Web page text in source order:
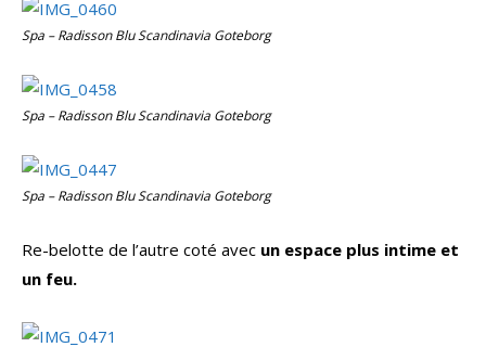
Spa – Radisson Blu Scandinavia Goteborg
Spa – Radisson Blu Scandinavia Goteborg
Spa – Radisson Blu Scandinavia Goteborg
Re-belotte de l’autre coté avec un espace plus intime et
un feu.